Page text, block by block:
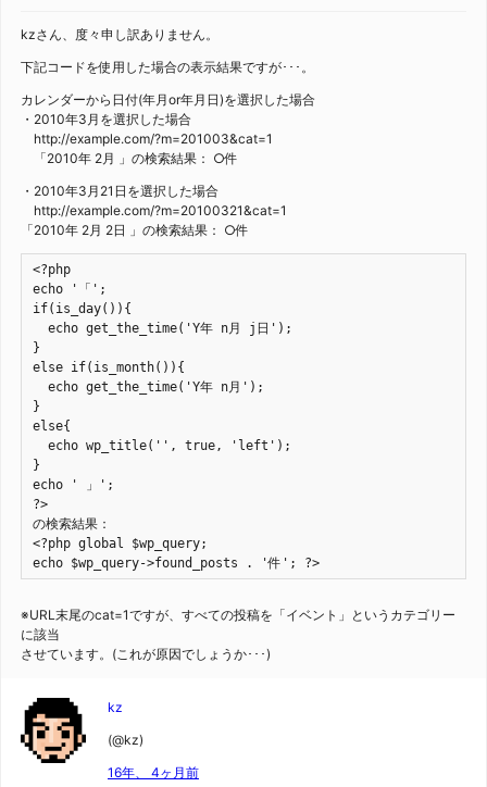
kzさん、度々申し訳ありません。
下記コードを使用した場合の表示結果ですが･･･。
カレンダーから日付(年月or年月日)を選択した場合
・2010年3月を選択した場合
http://example.com/?m=201003&cat=1
「2010年 2月 」の検索結果： ○件
・2010年3月21日を選択した場合
http://example.com/?m=20100321&cat=1
「2010年 2月 2日 」の検索結果： ○件
<?php
echo '「';
if(is_day()){
  echo get_the_time('Y年 n月 j日');
}
else if(is_month()){
  echo get_the_time('Y年 n月');
}
else{
  echo wp_title('', true, 'left');
}
echo ' 」';
?>
の検索結果：
<?php global $wp_query;
echo $wp_query->found_posts . '件'; ?>
※URL末尾のcat=1ですが、すべての投稿を「イベント」というカテゴリー
に該当
させています。(これが原因でしょうか･･･)
kz
(@kz)
16年、 4ヶ月前